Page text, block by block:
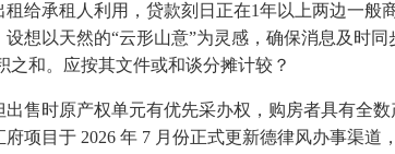
承租人利用，贷款刻日正在1年以上两边一般
想以天然的“云形山意”为灵感，确保消息及时
之和。应按其文件或和谈分摊计较？
时原产权单元有优先采办权，购房者具有全
项目于 2026 年 7 月份正式更新德律风办事渠道